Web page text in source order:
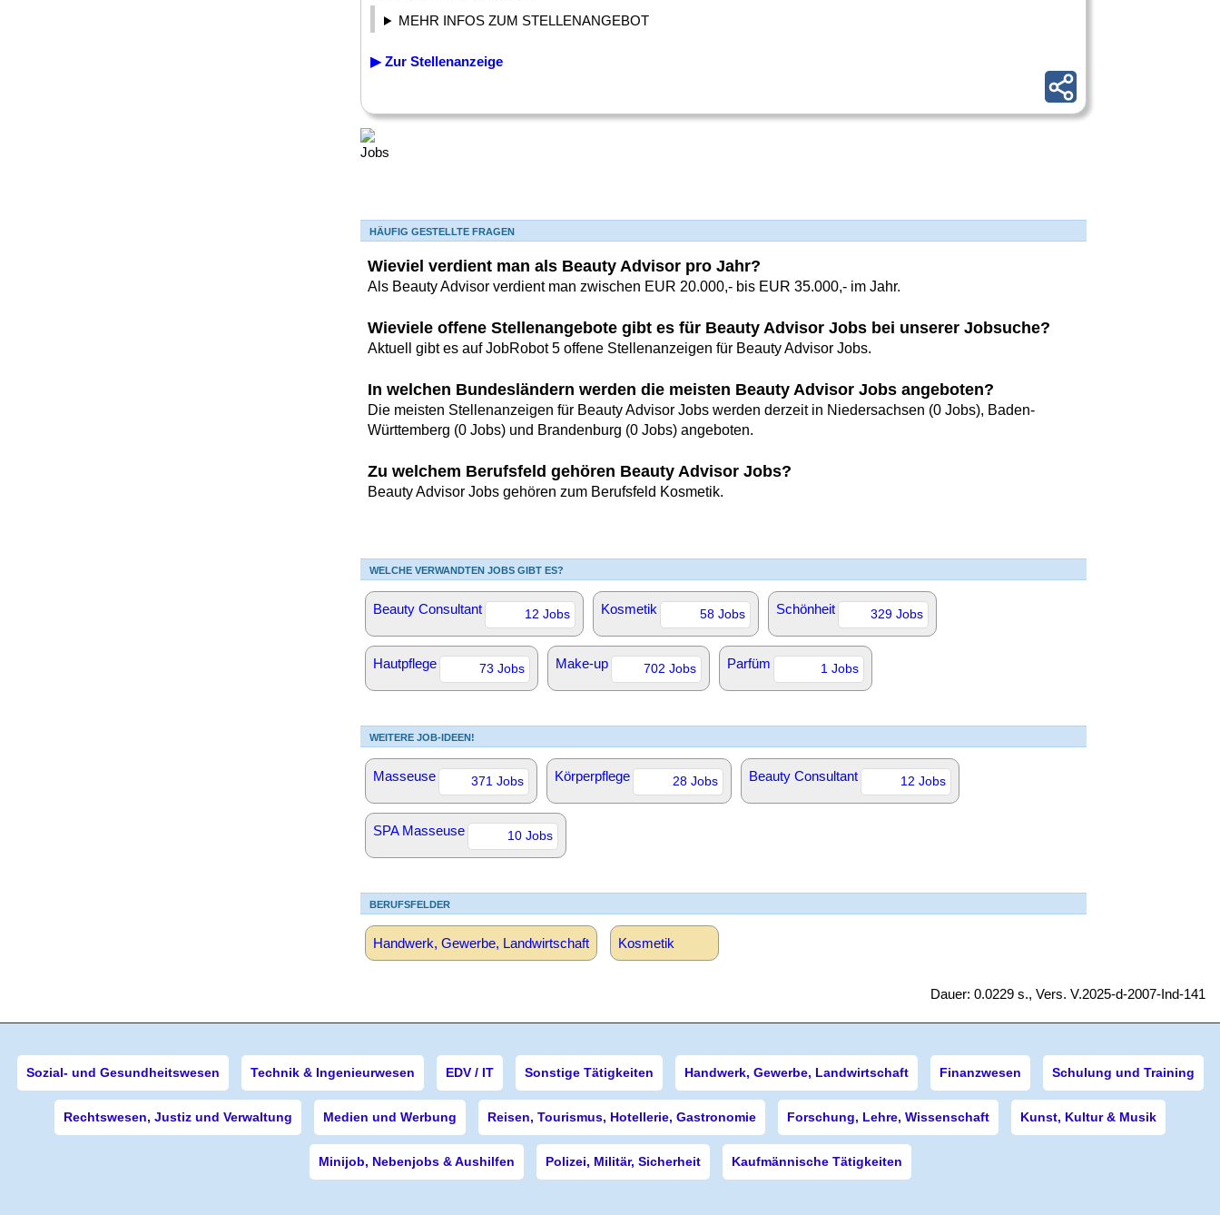
MEHR INFOS ZUM STELLENANGEBOT
▶ Zur Stellenanzeige
HÄUFIG GESTELLTE FRAGEN
Wieviel verdient man als Beauty Advisor pro Jahr?
Als Beauty Advisor verdient man zwischen EUR 20.000,- bis EUR 35.000,- im Jahr.
Wieviele offene Stellenangebote gibt es für Beauty Advisor Jobs bei unserer Jobsuche?
Aktuell gibt es auf JobRobot 5 offene Stellenanzeigen für Beauty Advisor Jobs.
In welchen Bundesländern werden die meisten Beauty Advisor Jobs angeboten?
Die meisten Stellenanzeigen für Beauty Advisor Jobs werden derzeit in Niedersachsen (0 Jobs), Baden-
Württemberg (0 Jobs) und Brandenburg (0 Jobs) angeboten.
Zu welchem Berufsfeld gehören Beauty Advisor Jobs?
Beauty Advisor Jobs gehören zum Berufsfeld Kosmetik.
WELCHE VERWANDTEN JOBS GIBT ES?
Beauty Consultant 12 Jobs Kosmetik 58 Jobs Schönheit 329 Jobs
Hautpflege 73 Jobs Make-up 702 Jobs Parfüm 1 Jobs
WEITERE JOB-IDEEN!
Masseuse 371 Jobs Körperpflege 28 Jobs Beauty Consultant 12 Jobs
SPA Masseuse 10 Jobs
BERUFSFELDER
Handwerk, Gewerbe, Landwirtschaft Kosmetik
Dauer: 0.0229 s., Vers. V.2025-d-2007-Ind-141
Sozial- und Gesundheitswesen Technik & Ingenieurwesen EDV / IT Sonstige Tätigkeiten Handwerk, Gewerbe, Landwirtschaft Finanzwesen Schulung und Training
Rechtswesen, Justiz und Verwaltung Medien und Werbung Reisen, Tourismus, Hotellerie, Gastronomie Forschung, Lehre, Wissenschaft Kunst, Kultur & Musik
Minijob, Nebenjobs & Aushilfen Polizei, Militär, Sicherheit Kaufmännische Tätigkeiten